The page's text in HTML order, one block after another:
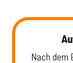
Nach dem